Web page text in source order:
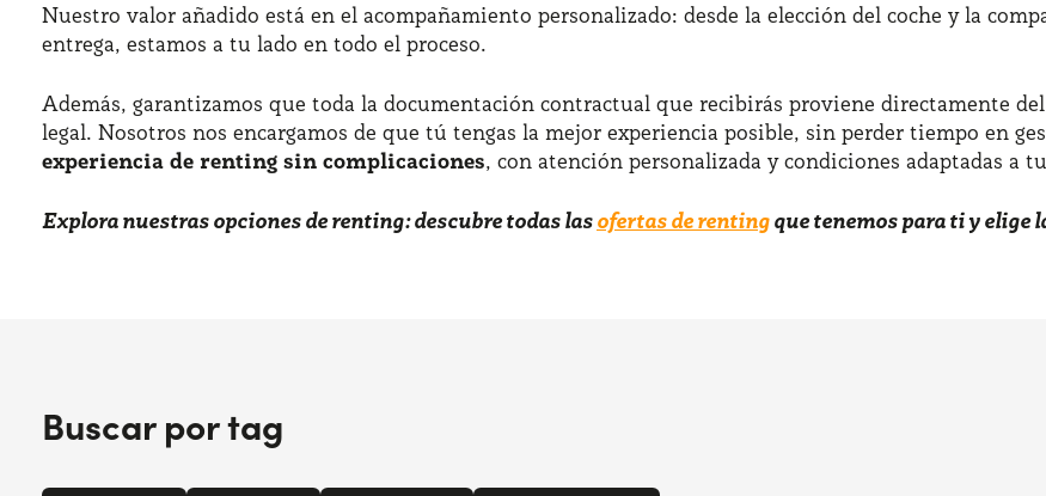
Nuestro valor añadido está en el acompañamiento personalizado: desde la elección del coche y la
entrega, estamos a tu lado en todo el proceso.
Además, garantizamos que toda la documentación contractual que recibirás proviene directamente
legal. Nosotros nos encargamos de que tú tengas la mejor experiencia posible, sin perder tiempo en
experiencia de renting sin complicaciones, con atención personalizada y condiciones adaptadas a
Explora nuestras opciones de renting: descubre todas lasofertas de rentingque tenemos para ti y elige
Buscar por tag